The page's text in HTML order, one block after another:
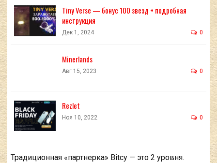
Tiny Verse — бонус 100 звезд + подробная
инструкция
Дек 1, 2024 0
Minerlands
Авг 15, 2023 0
Rezlet
Ноя 10, 2022 0
Традиционная «партнерка» Bitcy — это 2 уровня.